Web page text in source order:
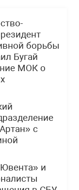
борьбы
Бугай
МОК о
с
и